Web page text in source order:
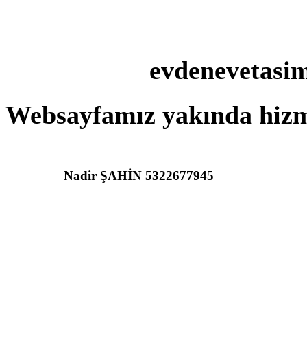
Websayfamız yakında
Nadir ŞAHİN 5322677945